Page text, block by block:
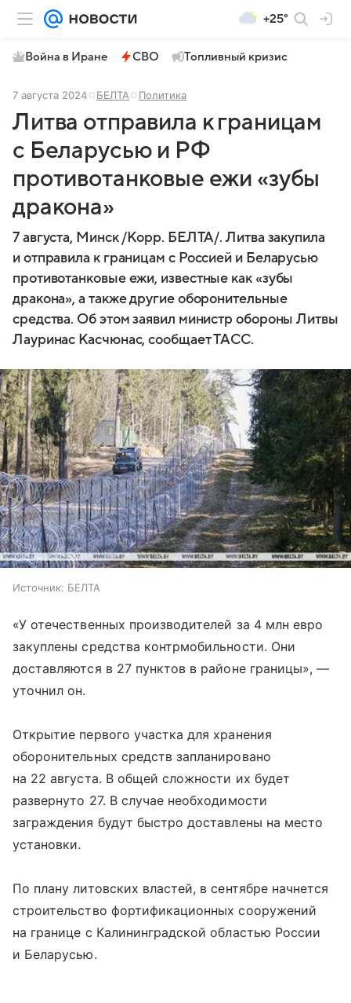
+25°
Война в Иране СВО Топливный кризис
7 августа 2024 БЕЛТА Политика
Литва отправила к границам
с Беларусью и РФ
противотанковые ежи «зубы
дракона»
7 августа, Минск /Корр. БЕЛТА/. Литва закупила
и отправила к границам с Россией и Беларусью
противотанковые ежи, известные как «зубы
дракона», а также другие оборонительные
средства. Об этом заявил министр обороны Литвы
Лауринас Касчюнас, сообщает ТАСС.
Источник: БЕЛТА
«У отечественных производителей за 4 млн евро
закуплены средства контрмобильности. Они
доставляются в 27 пунктов в районе границы», —
уточнил он.
Открытие первого участка для хранения
оборонительных средств запланировано
на 22 августа. В общей сложности их будет
развернуто 27. В случае необходимости
заграждения будут быстро доставлены на место
установки.
По плану литовских властей, в сентябре начнется
строительство фортификационных сооружений
на границе с Калининградской областью России
и Беларусью.